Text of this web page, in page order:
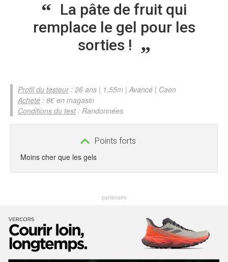
La pâte de fruit qui
remplace le gel pour les
sorties !
Profil du testeur: 26 ans | 1,55m | Avancé | Caen
Acheté : 8€ en magasin
Conditions du test: Randonnées
Points forts
Moins cher que les gels